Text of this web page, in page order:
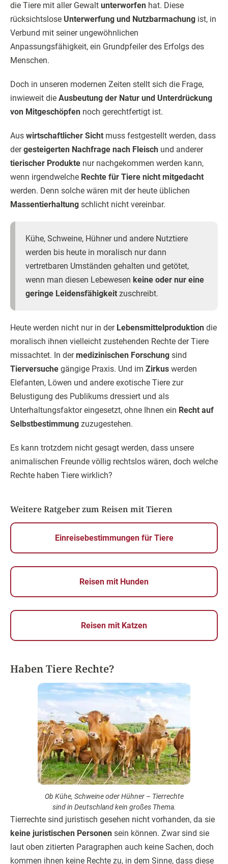
die Tiere mit aller Gewalt unterworfen hat. Diese
rücksichtslose Unterwerfung und Nutzbarmachung ist, in
Verbund mit seiner ungewöhnlichen
Anpassungsfähigkeit, ein Grundpfeiler des Erfolgs des
Menschen.
Doch in unseren modernen Zeiten stellt sich die Frage,
inwieweit die Ausbeutung der Natur und Unterdrückung
von Mitgeschöpfen noch gerechtfertigt ist.
Aus wirtschaftlicher Sicht muss festgestellt werden, dass
dergesteigerten Nachfrage nach Fleisch und anderer
tierischer Produkte nur nachgekommen werden kann,
wenn irgendwelche Rechte für Tiere nicht mitgedacht
werden. Denn solche wären mit der heute üblichen
Massentierhaltung schlicht nicht vereinbar.
Kühe, Schweine, Hühner und andere Nutztiere
werden bis heute in moralisch nur dann
vertretbaren Umständen gehalten und getötet,
wenn man diesen Lebewesen keine oder nur eine
geringe Leidensfähigkeit zuschreibt.
Heute werden nicht nur in der Lebensmittelproduktion die
moralisch ihnen vielleicht zustehenden Rechte der Tiere
missachtet. In dermedizinischen Forschung sind
Tierversuche gängige Praxis. Und im Zirkus werden
Elefanten, Löwen und andere exotische Tiere zur
Belustigung des Publikums dressiert und als
Unterhaltungsfaktor eingesetzt, ohne Ihnen ein Recht auf
Selbstbestimmung zuzugestehen.
Es kann trotzdem nicht gesagt werden, dass unsere
animalischen Freunde völlig rechtslos wären, doch welche
Rechte haben Tiere wirklich?
Weitere Ratgeber zum Reisen mit Tieren
Einreisebestimmungen für Tiere
Reisen mit Hunden
Reisen mit Katzen
Haben Tiere Rechte?
Ob Kühe, Schweine oder Hühner – Tierrechte
sind in Deutschland kein großes Thema.
Tierrechte sind juristisch gesehen nicht vorhanden, da sie
keine juristischen Personen sein können. Zwar sind sie
laut oben zitierten Paragraphen auch keine Sachen, doch
kommen ihnen keine Rechte zu, in dem Sinne, dass diese